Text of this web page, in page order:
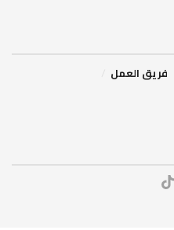
فريق العمل